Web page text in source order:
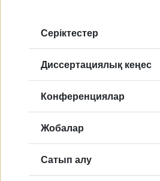
Серіктестер
Диссертациялық кеңес
Конференциялар
Жобалар
Сатып алу